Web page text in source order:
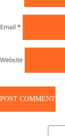
Email*
Website